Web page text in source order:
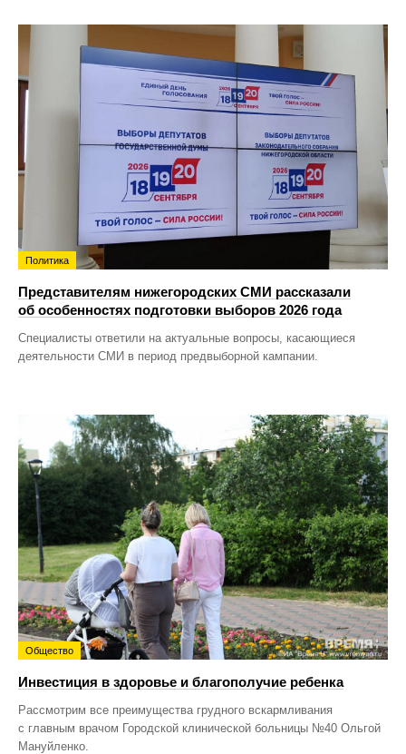
Политика
Представителям нижегородских СМИ рассказали
об особенностях подготовки выборов 2026 года
Специалисты ответили на актуальные вопросы, касающиеся
деятельности СМИ в период предвыборной кампании.
Общество
Инвестиция в здоровье и благополучие ребенка
Рассмотрим все преимущества грудного вскармливания
с главным врачом Городской клинической больницы №40 Ольгой
Мануйленко.